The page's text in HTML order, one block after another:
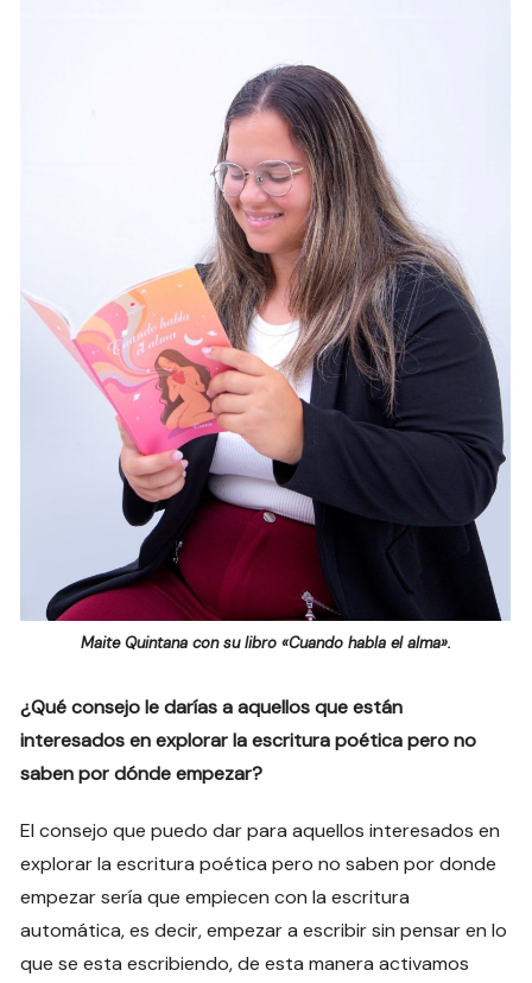
Maite Quintana con su libro «Cuando habla el alma».
¿Qué consejo le darías a aquellos que están
interesados en explorar la escritura poética pero no
saben por dónde empezar?
El consejo que puedo dar para aquellos interesados en
explorar la escritura poética pero no saben por donde
empezar sería que empiecen con la escritura
automática, es decir, empezar a escribir sin pensar en lo
que se esta escribiendo, de esta manera activamos